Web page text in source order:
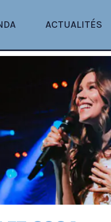
ACTUALITÉS